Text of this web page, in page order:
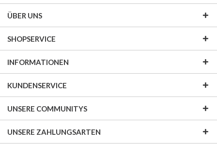
ÜBER UNS
SHOPSERVICE
INFORMATIONEN
KUNDENSERVICE
UNSERE COMMUNITYS
UNSERE ZAHLUNGSARTEN